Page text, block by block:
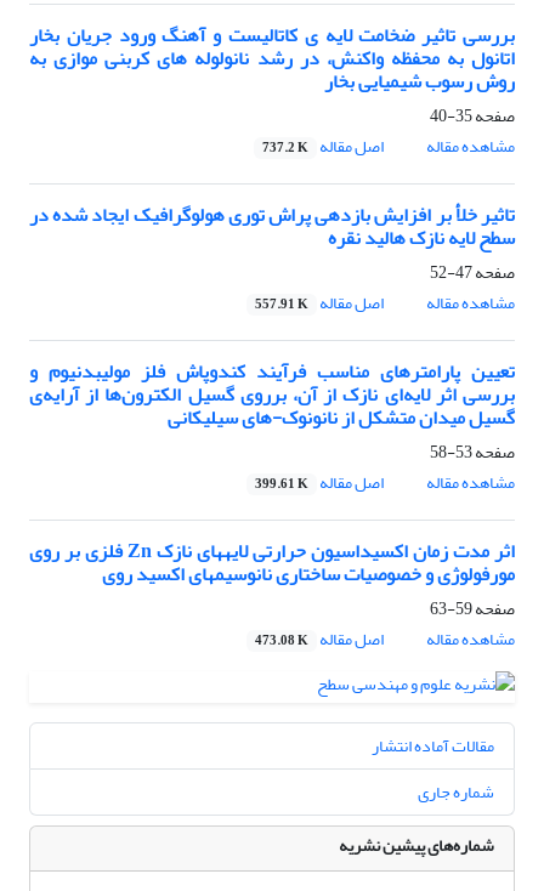
بررسی تاثیر ضخامت لایه ی کاتالیست و آهنگ ورود جریان بخار
اتانول به محفظه واکنش، در رشد نانولوله های کربنی موازی به
روش رسوب شیمیایی بخار
صفحه35-40
مشاهده مقاله
اصل مقاله 737.2 K
تاثیر خلأ بر افزایش بازدهی پراش توری هولوگرافیک ایجاد شده در
سطح لایه نازک هالید نقره
صفحه47-52
مشاهده مقاله
اصل مقاله 557.91 K
تعیین پارامترهای مناسب فرآیند کندوپاش فلز مولیبدنیوم و
بررسی اثر لایه‌ای نازک از آن، برروی گسیل الکترون‌ها از آرایه‌ی
گسیل میدان متشکل از نانونوک-های سیلیکانی
صفحه53-58
مشاهده مقاله
اصل مقاله 399.61 K
اثر مدت زمان اکسیداسیون حرارتی لایه‏های نازک Zn فلزی بر روی
مورفولوژی و خصوصیات ساختاری نانوسیم‏های اکسید روی
صفحه59-63
مشاهده مقاله
اصل مقاله 473.08 K
مقالات آماده انتشار
شماره جاری
شماره‌های پیشین نشریه